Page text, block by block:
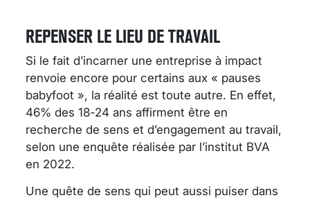
REPENSER LE LIEU DE TRAVAIL
Si le fait d’incarner une entreprise à impact
renvoie encore pour certains aux « pauses
babyfoot », la réalité est toute autre. En effet,
46% des 18-24 ans affirment être en
recherche de sens et d’engagement au travail,
selon une enquête réalisée par l’institut BVA
en 2022.
Une quête de sens qui peut aussi puiser dans